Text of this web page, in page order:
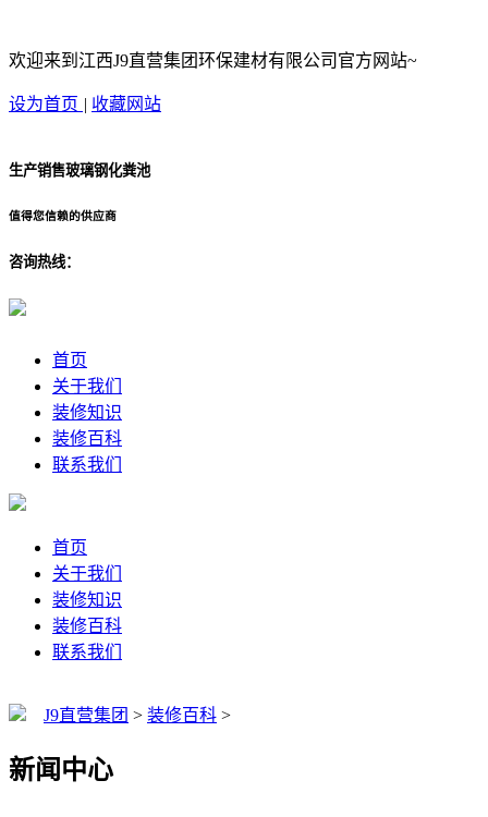
欢迎来到江西J9直营集团环保建材有限公司官方网站~
设为首页 | 收藏网站
生产销售玻璃钢化粪池
值得您信赖的供应商
咨询热线：
首页
关于我们
装修知识
装修百科
联系我们
首页
关于我们
装修知识
装修百科
联系我们
J9直营集团 > 装修百科 >
新闻中心